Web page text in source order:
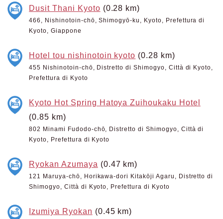
Dusit Thani Kyoto (0.28 km)
466, Nishinotoin-chō, Shimogyō-ku, Kyoto, Prefettura di
Kyoto, Giappone
Hotel tou nishinotoin kyoto (0.28 km)
455 Nishinotoin-chō, Distretto di Shimogyo, Città di Kyoto,
Prefettura di Kyoto
Kyoto Hot Spring Hatoya Zuihoukaku Hotel
(0.85 km)
802 Minami Fudodo-chō, Distretto di Shimogyo, Città di
Kyoto, Prefettura di Kyoto
Ryokan Azumaya (0.47 km)
121 Maruya-chō, Horikawa-dori Kitakōji Agaru, Distretto di
Shimogyo, Città di Kyoto, Prefettura di Kyoto
Izumiya Ryokan (0.45 km)